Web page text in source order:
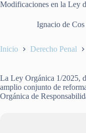
Modificaciones en la Ley
Ignacio de Cos
Inicio Derecho Penal
La Ley Orgánica 1/2025,
amplio conjunto de
Orgánica de